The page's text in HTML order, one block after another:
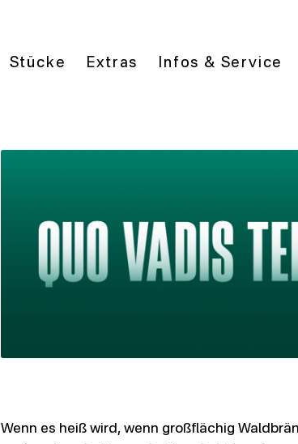
Stücke Extras Infos & Service
Wenn es heiß wird, wenn großflächig